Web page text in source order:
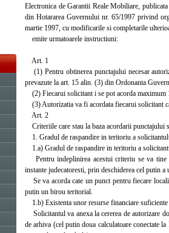
Electronica de Garantii Reale Mobiliare,
din Hotararea Guvernului nr. 65/1997 privind
martie 1997, cu modificarile si completarile
emite urmatoarele instructiuni:
Art. 1
(1) Pentru obtinerea punctajului necesar
prevazute la art. 15 alin. (3) din Ordonanta
(2) Fiecarui solicitant i se pot acorda maximum
(3) Autorizatia va fi acordata fiecarui solicitant
Art. 2
Criteriile care stau la baza acordarii punctajului
1. Gradul de raspandire in teritoriu a
1.a) Gradul de raspandire in teritoriu a
Pentru indeplinirea acestui criteriu se va tine
instante judecatoresti, prin deschiderea cel putin
Se va acorda cate un punct pentru fiecare
putin un birou teritorial.
1.b) Existenta unor resurse financiare
Solicitantul va anexa la cererea de autorizare
de arhiva (cel putin doua calculatoare conectate